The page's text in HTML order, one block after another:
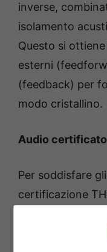
inverse,
isolamento
Questo si
esterni
(feedback) per
modo cristallino.
Audio
Per soddisfare
certificazione
frequenza, e il